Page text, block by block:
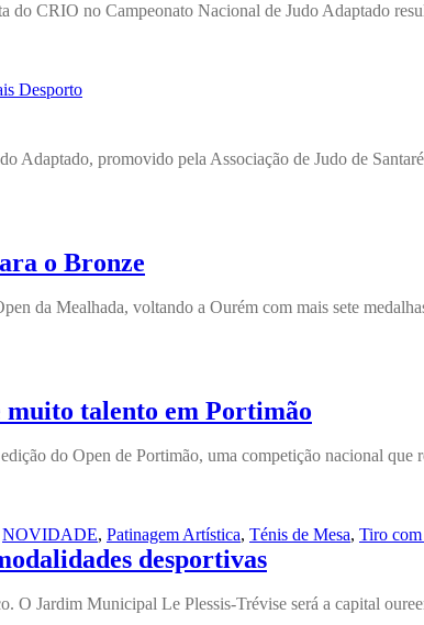
do CRIO no Campeonato Nacional de Judo Adaptado
Desporto
promovido pela Associação de Judo de
o Bronze
da Mealhada, voltando a Ourém com mais sete
muito talento em Portimão
do Open de Portimão, uma competição nacional
NOVIDADE, Patinagem Artística, Ténis de Mesa, Tiro
desportivas
O Jardim Municipal Le Plessis-Trévise será a capital